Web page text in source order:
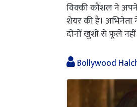
विक्की कौशल ने अपने
शेयर की है। अभिनेता
दोनों खुशी से फूले नहीं
Bollywood